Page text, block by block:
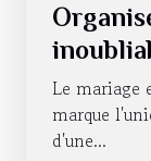
Le mariage
marque
d'une...